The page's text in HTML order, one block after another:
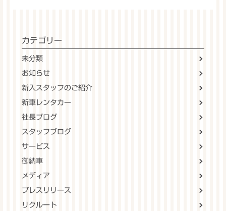
カテゴリー
未分類
お知らせ
新入スタッフのご紹介
新車レンタカー
社長ブログ
スタッフブログ
サービス
御納車
メディア
プレスリリース
リクルート